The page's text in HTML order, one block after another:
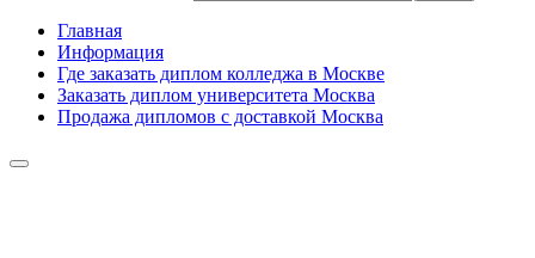
Главная
Информация
Где заказать диплом колледжа в Москве
Заказать диплом университета Москва
Продажа дипломов с доставкой Москва